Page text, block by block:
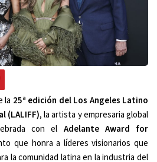
la 25ª edición del Los Angeles Latino
(LALIFF), la artista y empresaria global
con el Adelante Award for
que honra a líderes visionarios que
la comunidad latina en la industria del